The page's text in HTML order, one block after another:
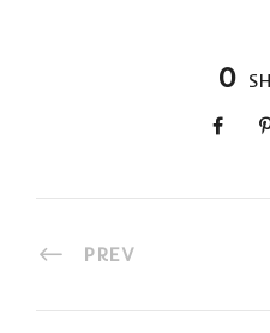
0
PREV